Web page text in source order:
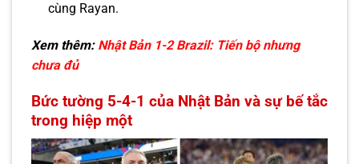
cùng Rayan.
Xem thêm: Nhật Bản 1-2 Brazil: Tiến bộ nhưng
chưa đủ
Bức tường 5-4-1 của Nhật Bản và sự bế tắc
trong hiệp một